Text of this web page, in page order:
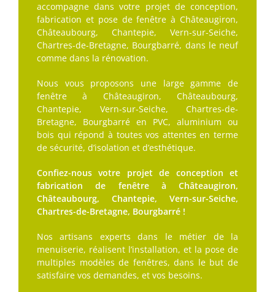
accompagne dans votre projet de conception,
fabrication et pose de fenêtre à Châteaugiron,
Châteaubourg, Chantepie, Vern-sur-Seiche,
Chartres-de-Bretagne, Bourgbarré, dans le neuf
comme dans la rénovation.
Nous vous proposons une large gamme de
fenêtre à Châteaugiron, Châteaubourg,
Chantepie, Vern-sur-Seiche, Chartres-de-
Bretagne, Bourgbarré en PVC, aluminium ou
bois qui répond à toutes vos attentes en terme
de sécurité, d’isolation et d’esthétique.
Confiez-nous votre projet de conception et
fabrication de fenêtre à Châteaugiron,
Châteaubourg, Chantepie, Vern-sur-Seiche,
Chartres-de-Bretagne, Bourgbarré !
Nos artisans experts dans le métier de la
menuiserie, réalisent l’installation, et la pose de
multiples modèles de fenêtres, dans le but de
satisfaire vos demandes, et vos besoins.